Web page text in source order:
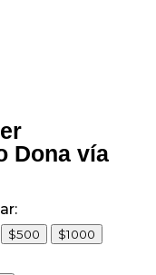
Dona vía
$500 $1000